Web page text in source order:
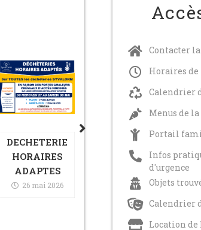
DECHETERIE
HORAIRES
ADAPTES
26 mai 2026
FERMETURE
EXEPTIONNELLE
POSTALE
17 juillet 2026
Contacter
Horaires
Calendrier
Menus de
Portail
Infos
d'urgence
Objets
Calendrier
Location de